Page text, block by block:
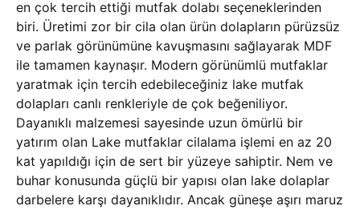
en çok tercih ettiği mutfak dolabı seçeneklerinden
biri. Üretimi zor bir cila olan ürün dolapların pürüzsüz
ve parlak görünümüne kavuşmasını sağlayarak MDF
ile tamamen kaynaşır. Modern görünümlü mutfaklar
yaratmak için tercih edebileceğiniz lake mutfak
dolapları canlı renkleriyle de çok beğeniliyor.
Dayanıklı malzemesi sayesinde uzun ömürlü bir
yatırım olan Lake mutfaklar cilalama işlemi en az 20
kat yapıldığı için de sert bir yüzeye sahiptir. Nem ve
buhar konusunda güçlü bir yapısı olan lake dolaplar
darbelere karşı dayanıklıdır. Ancak güneşe aşırı maruz